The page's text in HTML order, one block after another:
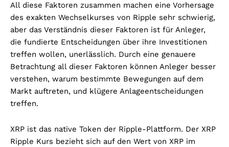
All diese Faktoren zusammen machen eine Vorhersage
des exakten Wechselkurses von Ripple sehr schwierig,
aber das Verständnis dieser Faktoren ist für Anleger,
die fundierte Entscheidungen über ihre Investitionen
treffen wollen, unerlässlich. Durch eine genauere
Betrachtung all dieser Faktoren können Anleger besser
verstehen, warum bestimmte Bewegungen auf dem
Markt auftreten, und klügere Anlageentscheidungen
treffen.
XRP ist das native Token der Ripple-Plattform. Der XRP
Ripple Kurs bezieht sich auf den Wert von XRP im